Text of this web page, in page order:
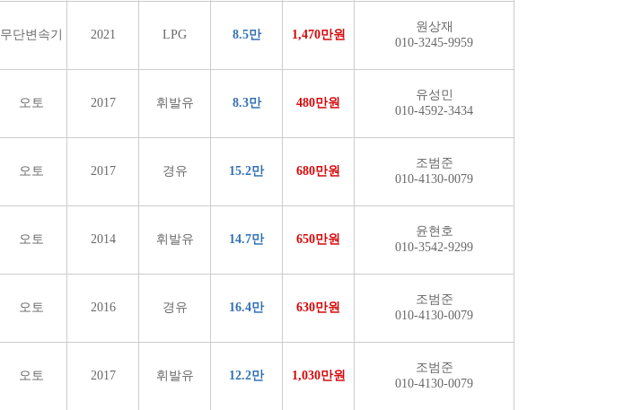
무단변속기 2021 LPG 8.5만 1,470만원
원상재
010-3245-9959
오토 2017 휘발유 8.3만 480만원
유성민
010-4592-3434
오토 2017 경유 15.2만 680만원
조범준
010-4130-0079
오토 2014 휘발유 14.7만 650만원
윤현호
010-3542-9299
오토 2016 경유 16.4만 630만원
조범준
010-4130-0079
오토 2017 휘발유 12.2만 1,030만원
조범준
010-4130-0079